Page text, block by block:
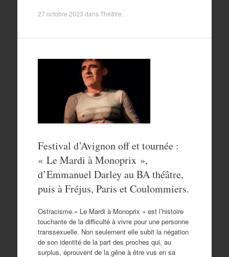
27 octobre 2023 dansThéâtre
Festival d’Avignon off et tournée :
« Le Mardi à Monoprix »,
d’Emmanuel Darley au BA théâtre,
puis à Fréjus, Paris et Coulommiers.
Ostracisme.« Le Mardi à Monoprix » est l’histoire
touchante de la difficulté à vivre pour une personne
transsexuelle. Non seulement elle subit la négation
de son identité de la part des proches qui, au
surplus, éprouvent de la gêne à être vus en sa